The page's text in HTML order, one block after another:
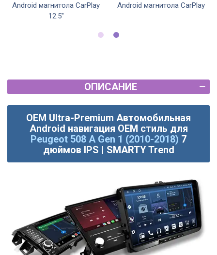
Android магнитола CarPlay
12.5"
Android магнитола CarPlay
ОПИСАНИЕ
OEM Ultra-Premium Автомобильная
Android навигация OEM стиль для
Peugeot 508 A Gen 1 (2010-2018) 7
дюймов IPS | SMARTY Trend